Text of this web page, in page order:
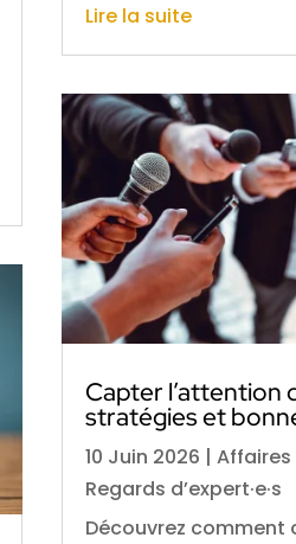
Lire la suite
Capter l’attention
stratégies et
10 Juin 2026 |
Regards d’expert·e·s
Découvrez comment